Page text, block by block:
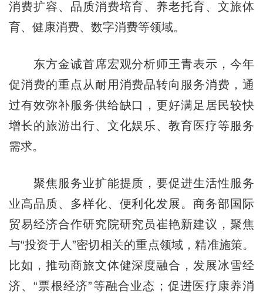
消费扩容、品质消费培育、养老托育、文旅体
育、健康消费、数字消费等领域。
东方金诚首席宏观分析师王青表示，今年
促消费的重点从耐用消费品转向服务消费，通
过有效弥补服务供给缺口，更好满足居民较快
增长的旅游出行、文化娱乐、教育医疗等服务
需求。
聚焦服务业扩能提质，要促进生活性服务
业高品质、多样化、便利化发展。商务部国际
贸易经济合作研究院研究员崔艳新建议，聚焦
与“投资于人”密切相关的重点领域，精准施策。
比如，推动商旅文体健深度融合，发展冰雪经
济、“票根经济”等融合业态；促进医疗康养消